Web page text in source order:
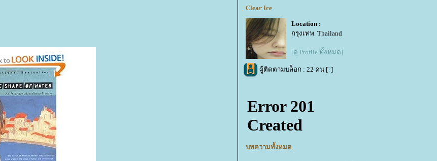
Clear Ice
Location :
กรุงเทพ Thailand
[ดู Profile ทั้งหมด]
ผู้ติดตามบล็อก : 22 คน [?]
บทความทั้งหมด